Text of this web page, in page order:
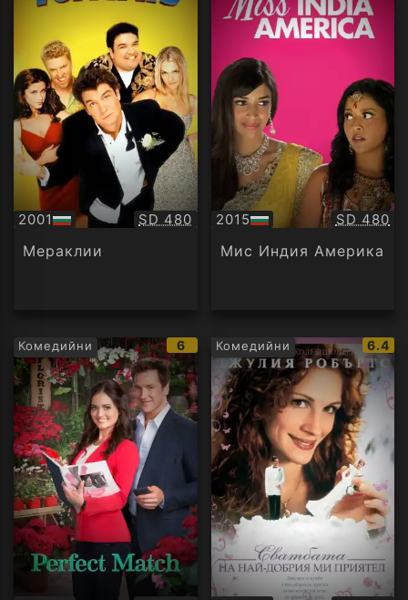
2001
БГ
аудио
Качество:
SD 480
Мераклии
2015
БГ
аудио
SD 480
Мис Индия Америка
Комедийни
IMDb
рейтинг:
6 Комедийни
IMDb
6.4